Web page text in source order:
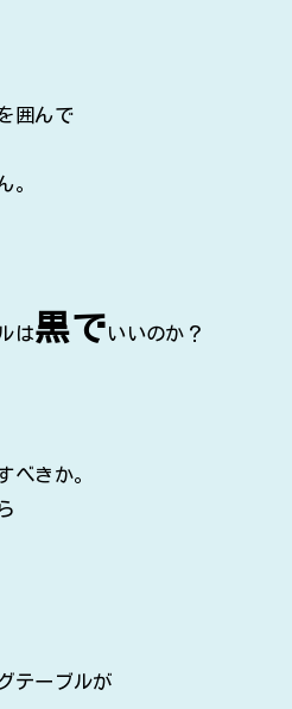
囲んで
。
は黒でいいのか？
べきか。
テーブルが